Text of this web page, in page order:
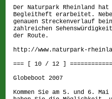
Der Naturpark Rheinland
Begleitheft erarbeitet.
genauen Streckenverlauf
zahlreichen
der Route.
http://www.naturpark-
=== [ 10 / 12 ]
Globeboot 2007
Kommen Sie am 5. und 6.